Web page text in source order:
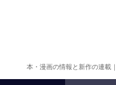
本・漫画の情報と新作の連載